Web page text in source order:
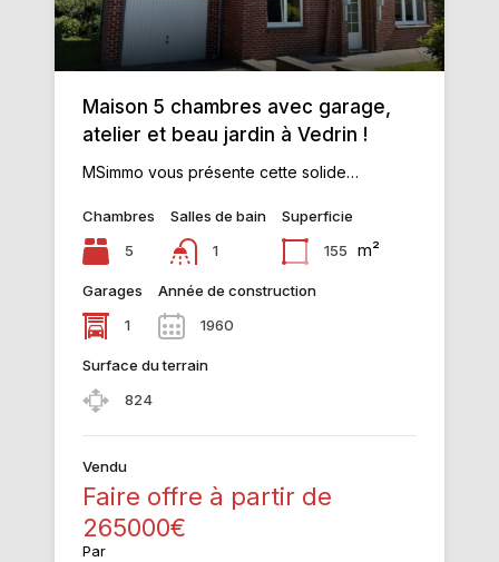
Maison 5 chambres avec garage,
atelier et beau jardin à Vedrin !
MSimmo vous présente cette solide…
Chambres
5
Salles de bain
1
Superficie
155
m²
Garages
1
Année de construction
1960
Surface du terrain
824
Vendu
Faire offre à partir de
265000€
Par